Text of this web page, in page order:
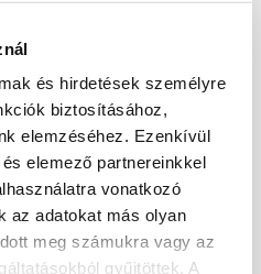
és hirdetések személyre
biztosításához,
elemzéséhez. Ezenkívül
elemező partnereinkkel
vonatkozó
az adatokat más olyan
meg számukra vagy az
gyűjtöttek. A
MŰKÖRMÖS
(PK 10124005)